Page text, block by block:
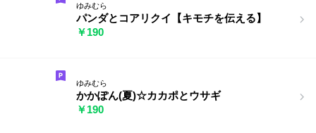
ゆみむら
パンダとコアリクイ【キモチを伝える】
￥190
ゆみむら
かかぽん(夏)☆カカポとウサギ
￥190